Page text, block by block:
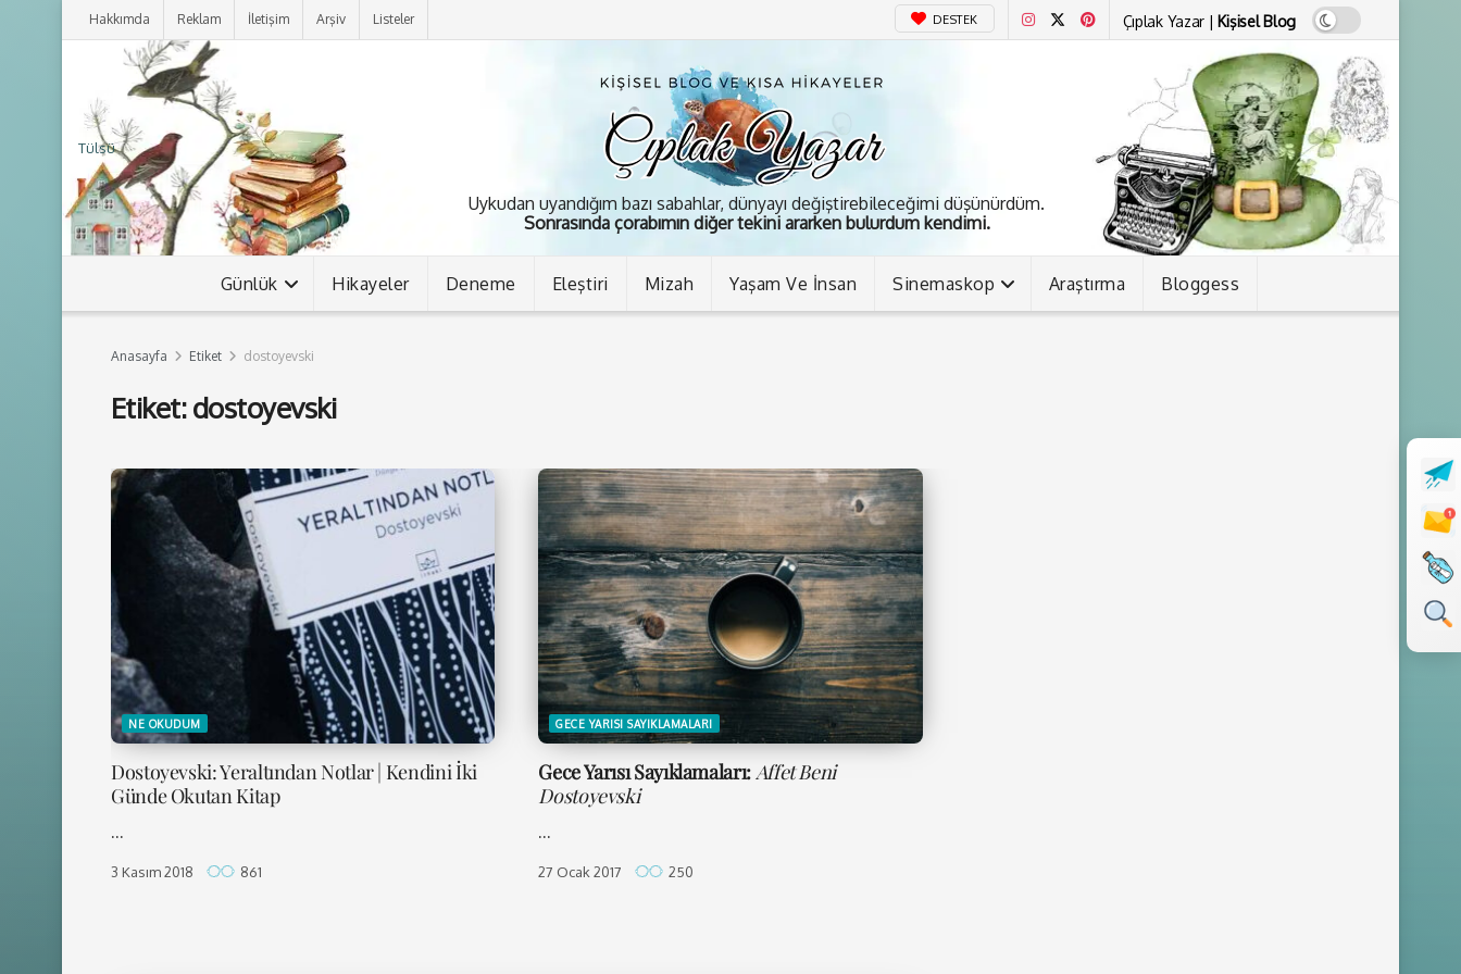
Hakkımda Reklam İletişim Arşiv Listeler DESTEK Çıplak Yazar | Kişisel Blog
Tülsü
Uykudan uyandığım bazı sabahlar, dünyayı değiştirebileceğimi düşünürdüm.
Sonrasında çorabımın diğer tekini ararken bulurdum kendimi.
Günlük Hikayeler Deneme Eleştiri Mizah Yaşam Ve İnsan Sinemaskop Araştırma Bloggess
Anasayfa Etiket dostoyevski
Etiket:dostoyevski
NE OKUDUM
Dostoyevski: Yeraltından Notlar | Kendini İki
Günde Okutan Kitap
...
3 Kasım 2018 861
GECE YARISI SAYIKLAMALARI
Gece Yarısı Sayıklamaları: Affet Beni
Dostoyevski
...
27 Ocak 2017 250